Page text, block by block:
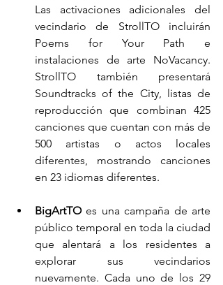
Las activaciones adicionales del
vecindario de StrollTO incluirán
Poems for Your Path e
instalaciones de arte NoVacancy.
StrollTO también presentará
Soundtracks of the City, listas de
reproducción que combinan 425
canciones que cuentan con más de
500 artistas o actos locales
diferentes, mostrando canciones
en 23 idiomas diferentes.
BigArtTO es una campaña de arte
público temporal en toda la ciudad
que alentará a los residentes a
explorar sus vecindarios
nuevamente. Cada uno de los 29